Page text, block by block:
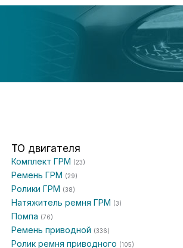
ТО двигателя
Комплект ГРМ (23)
Ремень ГРМ (29)
Ролики ГРМ (38)
Натяжитель ремня ГРМ (3)
Помпа (76)
Ремень приводной (336)
Ролик ремня приводного (105)